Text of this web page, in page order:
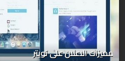
مميزات الاعلان على تويتر